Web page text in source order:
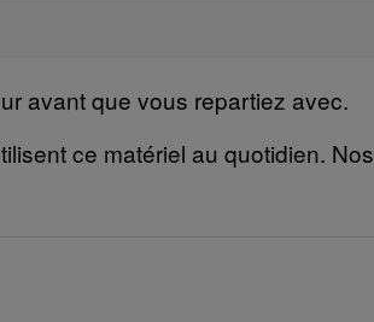
avant que vous repartiez avec.
ce matériel au quotidien. Nos